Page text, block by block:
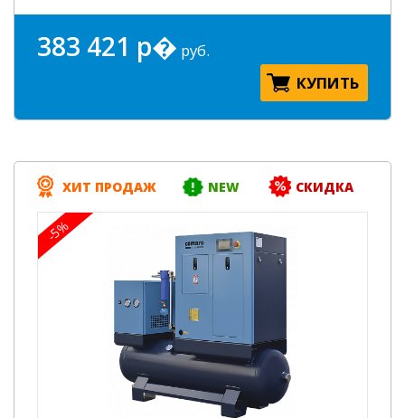
383 421 р� руб.
КУПИТЬ
ХИТ ПРОДАЖ NEW СКИДКА
-5%